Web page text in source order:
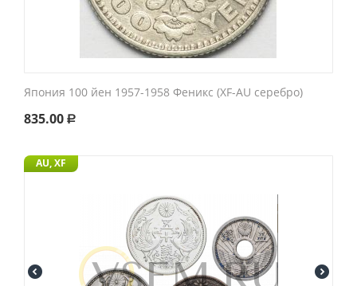
Япония 100 йен 1957-1958 Феникс (XF-AU серебро)
835.00 Р
AU, XF